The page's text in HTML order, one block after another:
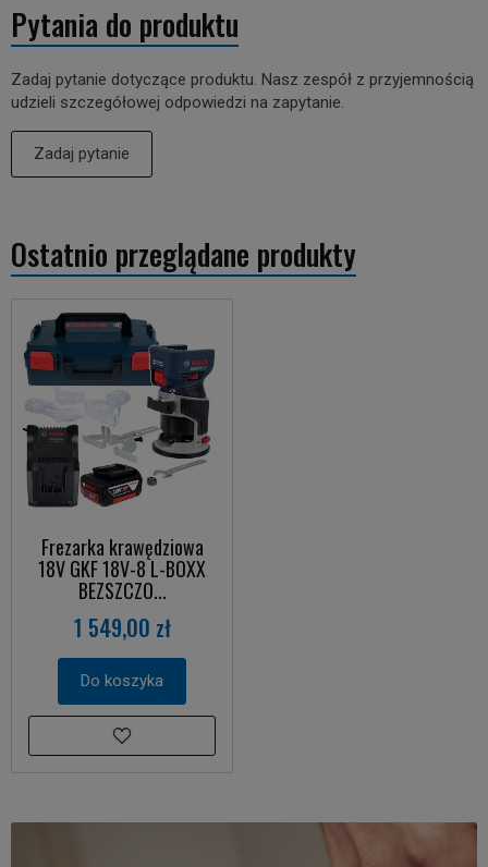
Pytania do produktu
Zadaj pytanie dotyczące produktu. Nasz zespół z przyjemnością
udzieli szczegółowej odpowiedzi na zapytanie.
Zadaj pytanie
Ostatnio przeglądane produkty
Frezarka krawędziowa
18V GKF 18V-8 L-BOXX
BEZSZCZO...
1 549,00 zł
Do koszyka